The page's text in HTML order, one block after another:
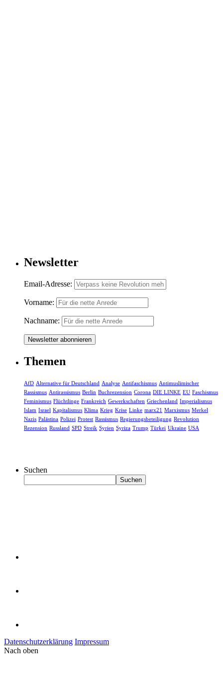
Newsletter
Email-Adresse:
Vorname:
Nachname:
Themen
AfD Alternative für Deutschland Analyse Antifaschismus Antimuslimischer
Rassismus Antirassismus Berlin Buchrezension Corona DIE LINKE EU Faschismus
Feminismus Flüchtlinge Frankreich Gewerkschaften Griechenland Imperialismus
Islam Israel Kapitalismus Klima Krieg Krise Linke marx21 Marxismus Merkel
Nazis Palästina Polizei Protest Rassismus Regierungsbeteiligung Revolution
Rezension Russland SPD Streik Syrien Syriza Trump Türkei Ukraine USA
Suchen
Suchen
Datenschutzerklärung Impressum
Nach oben